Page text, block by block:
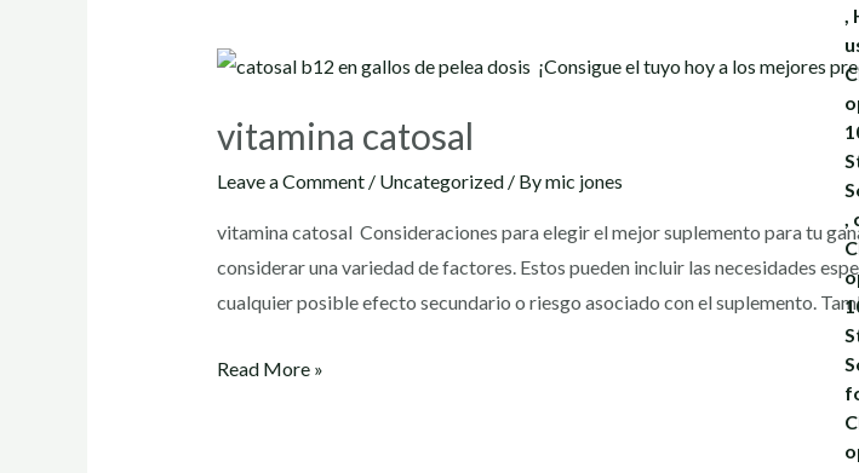
vitamina catosal
Leave a Comment / Uncategorized/ Bymic jones
vitamina catosal Consideraciones para elegir el mejor suplemento para tu
considerar una variedad de factores. Estos pueden incluir las necesidades
cualquier posible efecto secundario o riesgo asociado con el suplemento.
vitamina
Read More »